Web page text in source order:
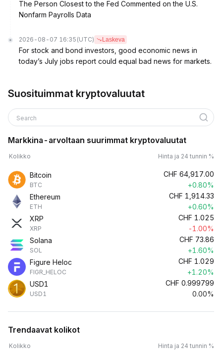
The Person Closest to the Fed Commented on the U.S.
Nonfarm Payrolls Data
2026-08-07 16:35 (UTC) Laskeva
For stock and bond investors, good economic news in
today’s July jobs report could equal bad news for markets.
Suosituimmat kryptovaluutat
Search
Markkina-arvoltaan suurimmat kryptovaluutat
Kolikko Hinta ja 24 tunnin %
Bitcoin
BTC
CHF 64,917.00
+0.80%
Ethereum
ETH
CHF 1,914.33
+0.60%
XRP
XRP
CHF 1.025
-1.00%
Solana
SOL
CHF 73.86
+1.60%
Figure Heloc
FIGR_HELOC
CHF 1.029
+1.20%
USD1
USD1
CHF 0.999799
0.00%
Trendaavat kolikot
Kolikko Hinta ja 24 tunnin %